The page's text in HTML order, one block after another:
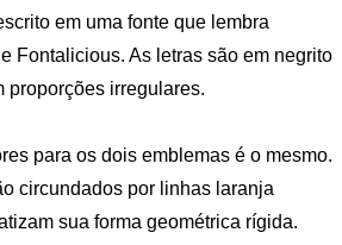
em uma fonte que lembra
Fontalicious. As letras são em negrito
proporções irregulares.
para os dois emblemas é o mesmo.
circundados por linhas laranja
sua forma geométrica rígida.